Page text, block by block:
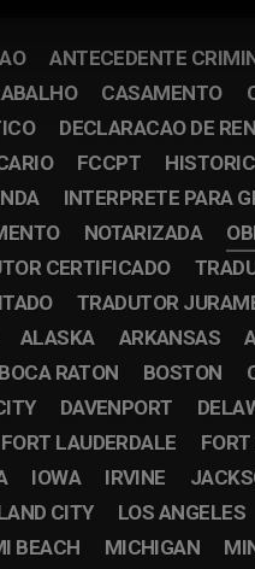
ANTECEDENTE
CASAMENTO
DECLARACAO DE
FCCPT
INTERPRETE PARA
NOTARIZADA
CERTIFICADO
TRADUTOR
ALASKA ARKANSAS
BOCA RATON BOSTON
DAVENPORT
FORT LAUDERDALE
IOWA IRVINE
CITY LOS ANGELES
BEACH MICHIGAN